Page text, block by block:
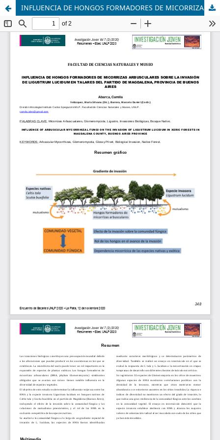
INFLUENCIA DE HONGOS FORMADORES DE MICORRIZAS ARBUSCULARES SOBRE LA INVASIÓN DE LIGUSTRUM LUCIDUM EN TALARES DEL PARTIDO DE MAGDALENA, PROVINCIA DE BUENOS AIRES